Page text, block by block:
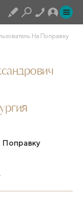
На Поправку
Поправку